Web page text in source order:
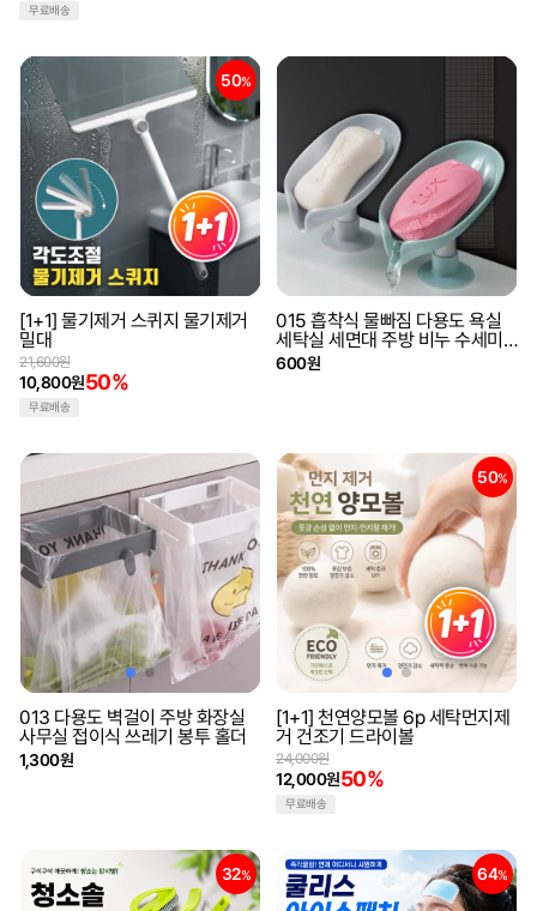
무료배송
50%
[1+1] 물기제거 스퀴지 물기제거
밀대
10,800원50%
21,600원
무료배송
015 흡착식 물빠짐 다용도 욕실
세탁실 세면대 주방 비누 수세미
케이스
600원
013 다용도 벽걸이 주방 화장실
사무실 접이식 쓰레기 봉투 홀더
1,300원
50%
[1+1] 천연양모볼 6p 세탁먼지제
거 건조기 드라이볼
12,000원50%
24,000원
무료배송
32% 64%